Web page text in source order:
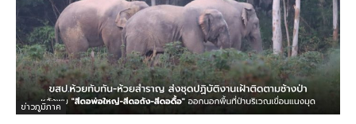
ข่าวภูมิภาค